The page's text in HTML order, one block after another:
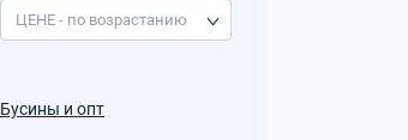
Бусины и опт